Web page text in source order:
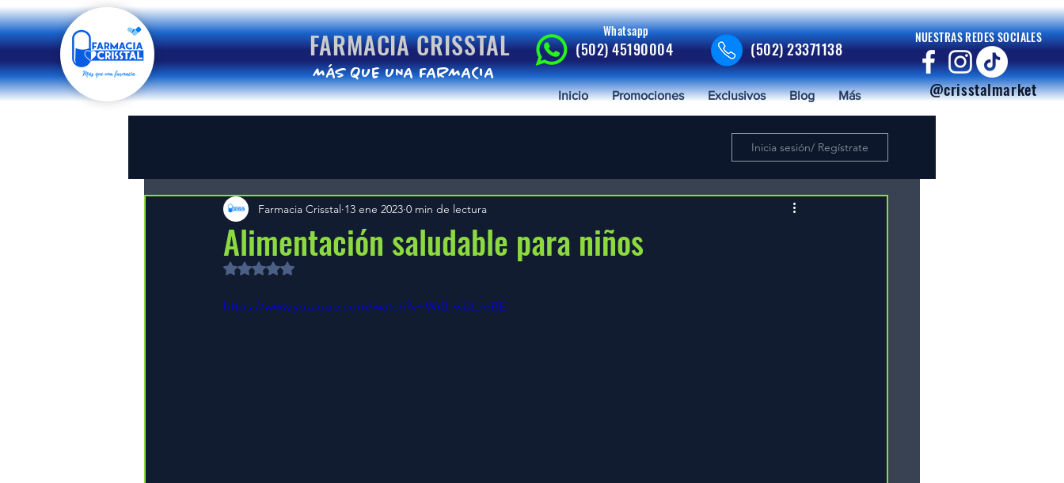
FARMACIA CRISSTAL
MáS QUE UNA FARMACIA
Whatsapp
(502) 45190004 (502) 23371138
Inicio Promociones Exclusivos Blog Más
NUESTRAS REDES SOCIALES
@crisstalmarket
Inicia sesión/ Regístrate
Alimentación saludable para niños
Farmacia Crisstal 13 ene 2023 0 min de lectura
Obtuvo NaN de 5 estrellas.
https://www.youtube.com/watch?v=Wr0_wULJnBE